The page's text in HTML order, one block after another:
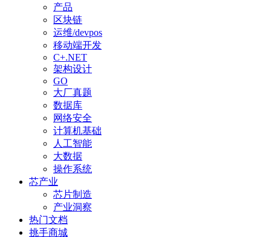
产品
区块链
运维/devpos
移动端开发
C+.NET
架构设计
GO
大厂真题
数据库
网络安全
计算机基础
人工智能
大数据
操作系统
芯产业
芯片制造
产业洞察
热门文档
挑手商城